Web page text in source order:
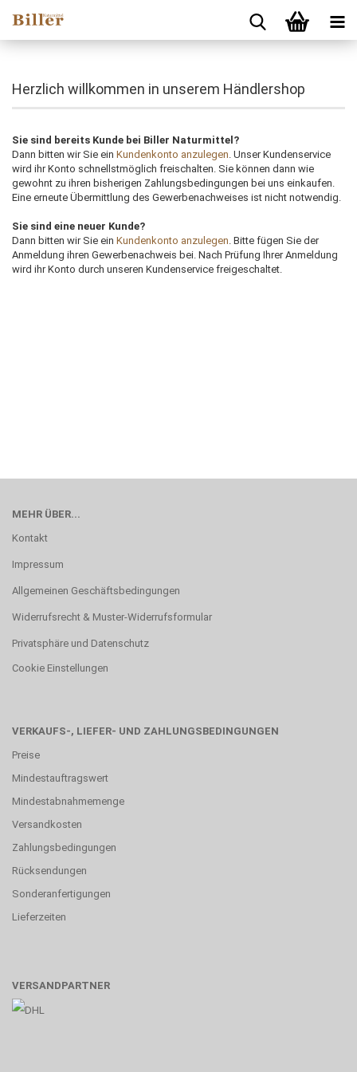
Herzlich willkommen in unserem Händlershop
Sie sind bereits Kunde bei Biller Naturmittel?
Dann bitten wir Sie ein Kundenkonto anzulegen. Unser Kundenservice
wird ihr Konto schnellstmöglich freischalten. Sie können dann wie
gewohnt zu ihren bisherigen Zahlungsbedingungen bei uns einkaufen.
Eine erneute Übermittlung des Gewerbenachweises ist nicht notwendig.
Sie sind eine neuer Kunde?
Dann bitten wir Sie ein Kundenkonto anzulegen. Bitte fügen Sie der
Anmeldung ihren Gewerbenachweis bei. Nach Prüfung Ihrer Anmeldung
wird ihr Konto durch unseren Kundenservice freigeschaltet.
MEHR ÜBER...
Kontakt
Impressum
Allgemeinen Geschäftsbedingungen
Widerrufsrecht & Muster-Widerrufsformular
Privatsphäre und Datenschutz
Cookie Einstellungen
VERKAUFS-, LIEFER- UND ZAHLUNGSBEDINGUNGEN
Preise
Mindestauftragswert
Mindestabnahmemenge
Versandkosten
Zahlungsbedingungen
Rücksendungen
Sonderanfertigungen
Lieferzeiten
VERSANDPARTNER